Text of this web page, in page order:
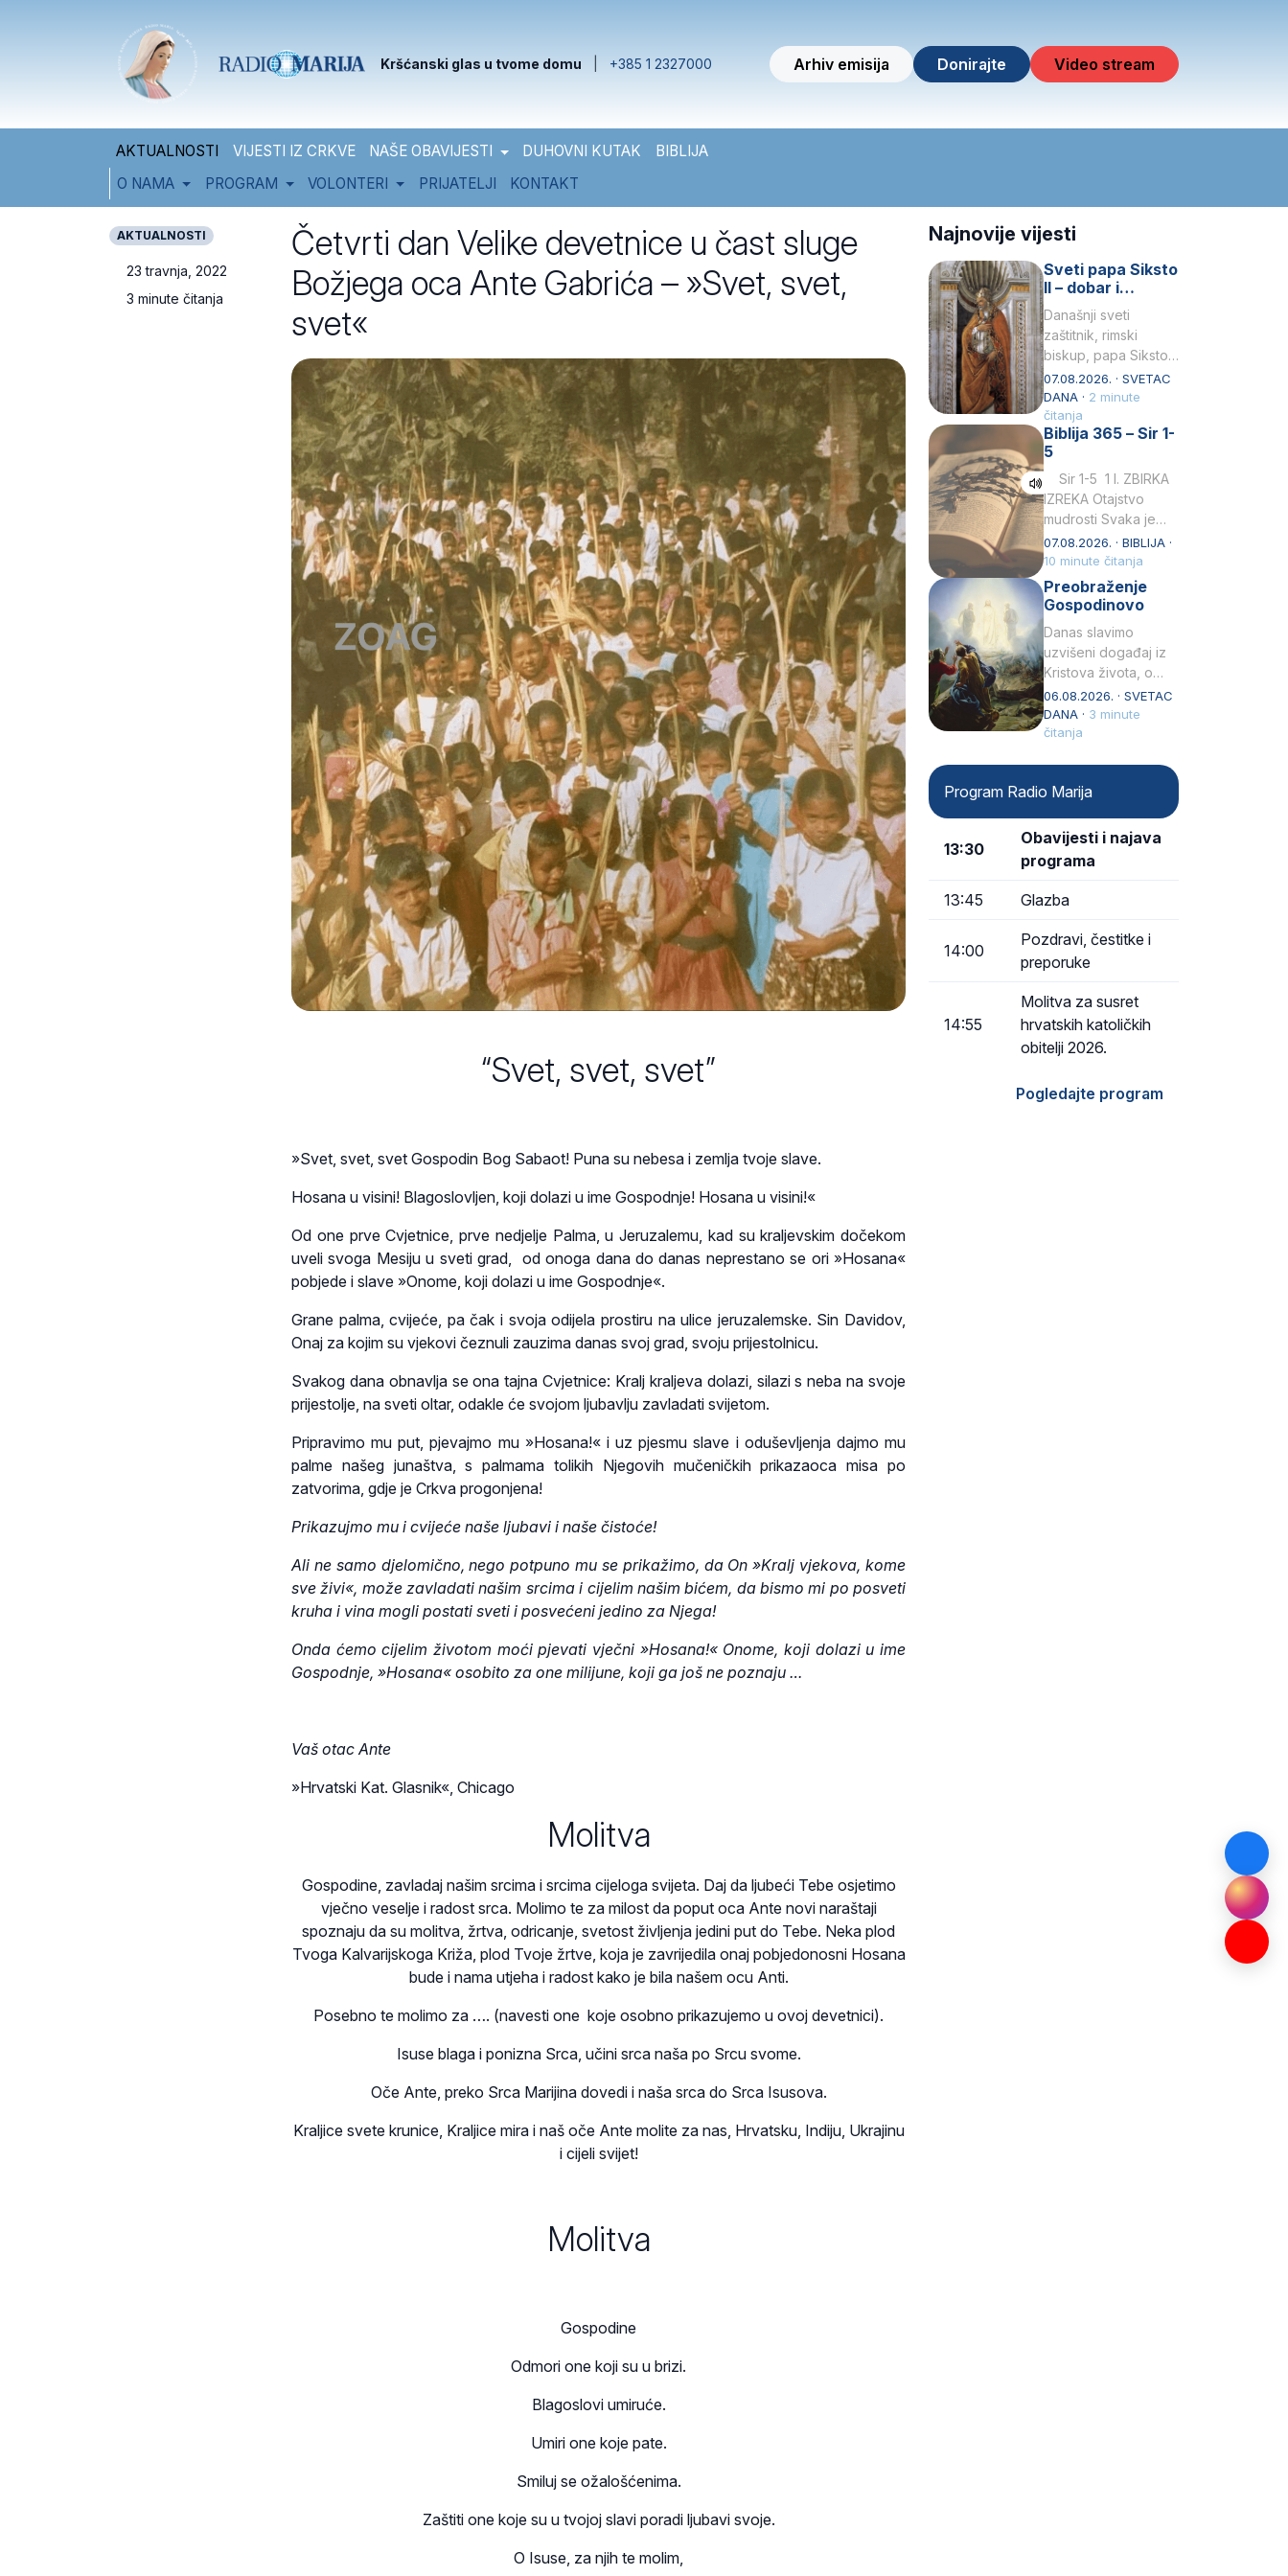
Kršćanski glas u tvome domu +385 1 2327000 Arhiv emisija Donirajte Video stream
AKTUALNOSTI VIJESTI IZ CRKVE NAŠE OBAVIJESTI DUHOVNI KUTAK
BIBLIJA
O NAMA
PROGRAM VOLONTERI PRIJATELJI KONTAKT
AKTUALNOSTI
23 travnja, 2022
3 minute čitanja
Četvrti dan Velike devetnice u čast sluge
Božjega oca Ante Gabrića – »Svet, svet,
svet«
“Svet, svet, svet”
»Svet, svet, svet Gospodin Bog Sabaot! Puna su nebesa i zemlja tvoje slave.
Hosana u visini! Blagoslovljen, koji dolazi u ime Gospodnje! Hosana u visini!«
Od one prve Cvjetnice, prve nedjelje Palma, u Jeruzalemu, kad su kraljevskim dočekom
uveli svoga Mesiju u sveti grad, od onoga dana do danas neprestano se ori »Hosana«
pobjede i slave »Onome, koji dolazi u ime Gospodnje«.
Grane palma, cvijeće, pa čak i svoja odijela prostiru na ulice jeruzalemske. Sin Davidov,
Onaj za kojim su vjekovi čeznuli zauzima danas svoj grad, svoju prijestolnicu.
Svakog dana obnavlja se ona tajna Cvjetnice: Kralj kraljeva dolazi, silazi s neba na svoje
prijestolje, na sveti oltar, odakle će svojom ljubavlju zavladati svijetom.
Pripravimo mu put, pjevajmo mu »Hosana!« i uz pjesmu slave i oduševljenja dajmo mu
palme našeg junaštva, s palmama tolikih Njegovih mučeničkih prikazaoca misa po
zatvorima, gdje je Crkva progonjena!
Prikazujmo mu i cvijeće naše ljubavi i naše čistoće!
Ali ne samo djelomično, nego potpuno mu se prikažimo, da On »Kralj vjekova, kome
sve živi«, može zavladati našim srcima i cijelim našim bićem, da bismo mi po posveti
kruha i vina mogli postati sveti i posvećeni jedino za Njega!
Onda ćemo cijelim životom moći pjevati vječni »Hosana!« Onome, koji dolazi u ime
Gospodnje, »Hosana« osobito za one milijune, koji ga još ne poznaju …
Vaš otac Ante
»Hrvatski Kat. Glasnik«, Chicago
Molitva
Gospodine, zavladaj našim srcima i srcima cijeloga svijeta. Daj da ljubeći Tebe osjetimo
vječno veselje i radost srca. Molimo te za milost da poput oca Ante novi naraštaji
spoznaju da su molitva, žrtva, odricanje, svetost življenja jedini put do Tebe. Neka plod
Tvoga Kalvarijskoga Križa, plod Tvoje žrtve, koja je zavrijedila onaj pobjedonosni Hosana
bude i nama utjeha i radost kako je bila našem ocu Anti.
Posebno te molimo za …. (navesti one koje osobno prikazujemo u ovoj devetnici).
Isuse blaga i ponizna Srca, učini srca naša po Srcu svome.
Oče Ante, preko Srca Marijina dovedi i naša srca do Srca Isusova.
Kraljice svete krunice, Kraljice mira i naš oče Ante molite za nas, Hrvatsku, Indiju, Ukrajinu
i cijeli svijet!
Molitva
Gospodine
Odmori one koji su u brizi.
Blagoslovi umiruće.
Umiri one koje pate.
Smiluj se ožalošćenima.
Zaštiti one koje su u tvojoj slavi poradi ljubavi svoje.
O Isuse, za njih te molim,
Najnovije vijesti
Sveti papa Siksto
II – dobar i
miroljubiv pastir
Današnji sveti
zaštitnik, rimski
biskup, papa Siksto
(Sixtus) II, prema
knjizi Liber
Pontificalis bio je
rođenjem Grk.
Obnovio je odnose s
afričkim…
07.08.2026. · SVETAC
DANA · 2 minute
čitanja
Biblija 365 – Sir 1-
5
Sir 1-5 1 I. ZBIRKA
IZREKA Otajstvo
mudrosti Svaka je
mudrost od Gospoda
i s njime je dovijeka.2
Tko će…
07.08.2026. · BIBLIJA ·
10 minute čitanja
Preobraženje
Gospodinovo
Danas slavimo
uzvišeni događaj iz
Kristova života, o
kojem nas izvješćuju
evanđelisti Matej,
Marko i Luka te sveti
06.08.2026. · SVETAC
DANA · 3 minute
čitanja
Program Radio Marija
13:30
Obavijesti i najava
programa
13:45 Glazba
14:00
Pozdravi, čestitke i
preporuke
14:55
Molitva za susret
hrvatskih katoličkih
obitelji 2026.
Pogledajte program